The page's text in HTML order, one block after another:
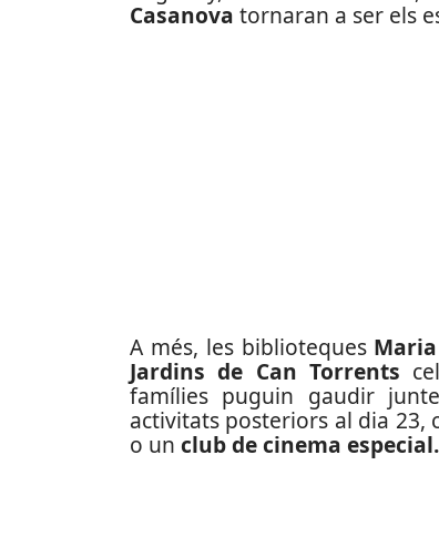
Casanova tornaran a ser els
A més, les biblioteques
Jardins de Can Torrents
famílies puguin gaudir
activitats posteriors al dia 23,
o un club de cinema especial.